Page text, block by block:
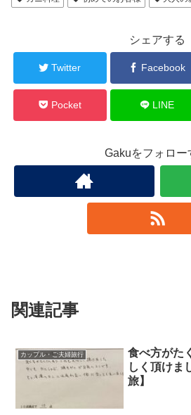
シェアする
Twitter Facebook
Pocket LINE
Gakuをフォロー
関連記事
カップル・ご夫婦旅行
食べ方がた
しく頂けま
旅】